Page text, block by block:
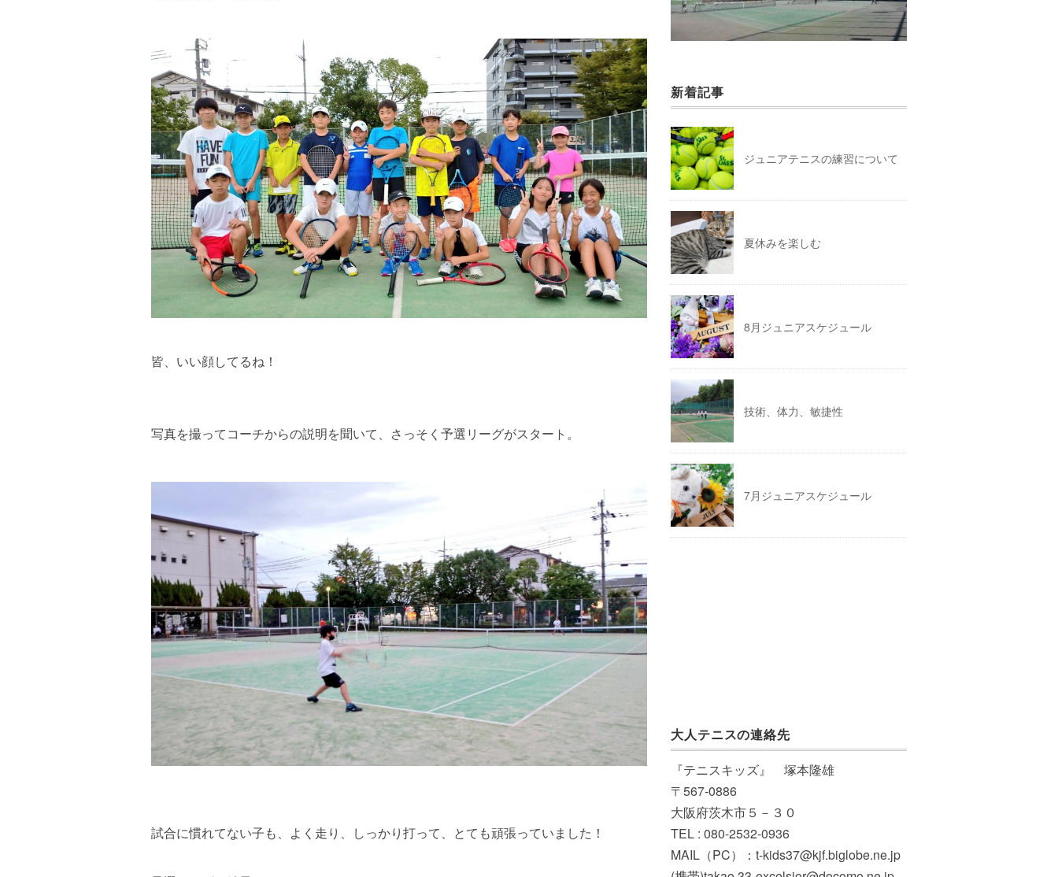
皆、いい顔してるね！
写真を撮ってコーチからの説明を聞いて、さっそく予選リーグがスタート。
試合に慣れてない子も、よく走り、しっかり打って、とても頑張っていました！
新着記事
ジュニアテニスの練習について
夏休みを楽しむ
8月ジュニアスケジュール
技術、体力、敏捷性
7月ジュニアスケジュール
大人テニスの連絡先
『テニスキッズ』 塚本隆雄
〒567-0886
大阪府茨木市５－３０
TEL : 080-2532-0936
MAIL（PC）：t-kids37@kjf.biglobe.ne.jp